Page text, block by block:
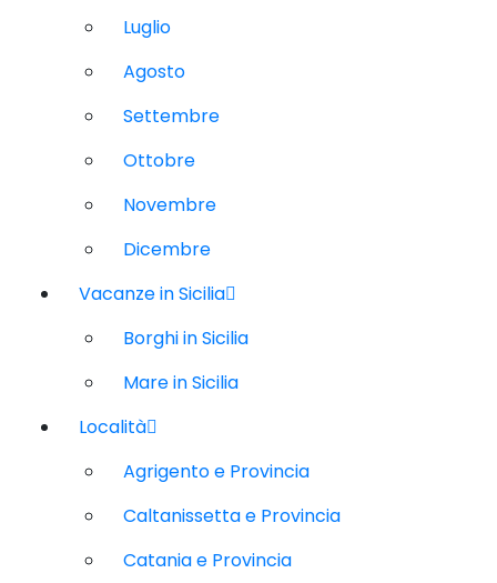
Luglio
Agosto
Settembre
Ottobre
Novembre
Dicembre
Vacanze in Sicilia
Borghi in Sicilia
Mare in Sicilia
Località
Agrigento e Provincia
Caltanissetta e Provincia
Catania e Provincia